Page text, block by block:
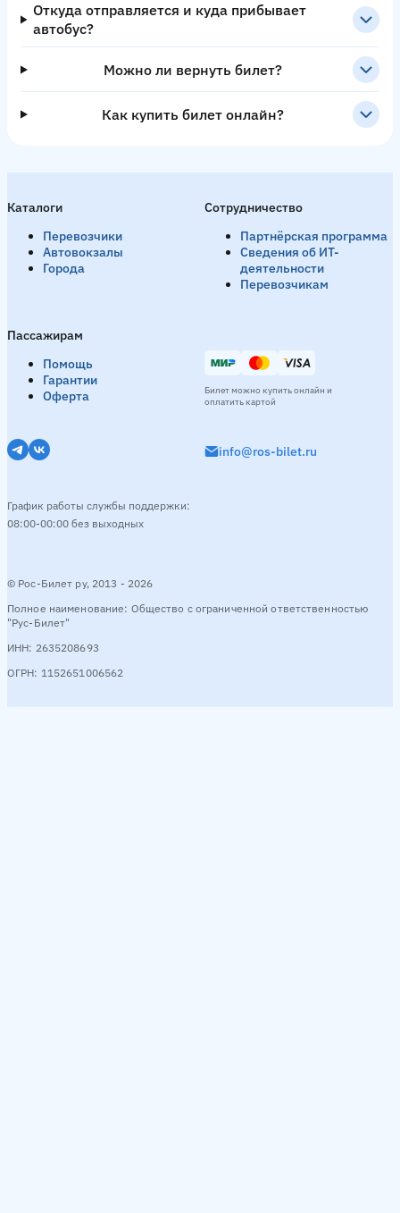
Откуда отправляется и куда прибывает
автобус?
Можно ли вернуть билет?
Как купить билет онлайн?
Каталоги
Перевозчики
Автовокзалы
Города
Пассажирам
Помощь
Гарантии
Оферта
Сотрудничество
Партнёрская программа
Сведения об ИТ-
деятельности
Перевозчикам
© Рос-Билет ру, 2013 - 2026
Полное наименование: Общество с ограниченной ответственностью
"Рус-Билет"
ИНН: 2635208693
ОГРН: 1152651006562
info@ros-bilet.ru
График работы службы поддержки:
08:00-00:00 без выходных
Билет можно купить онлайн и
оплатить картой